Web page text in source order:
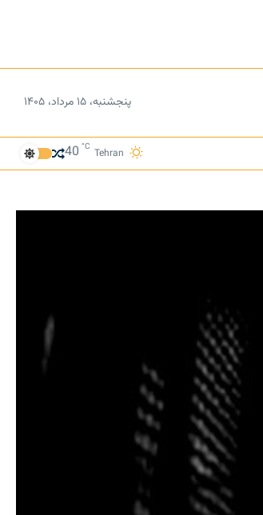
پنجشنبه، ۱۵ مرداد، ۱۴۰۵
Tehran
40 °C